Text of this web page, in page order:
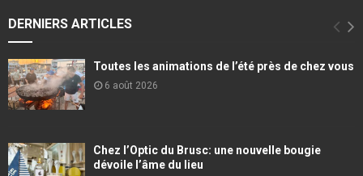
DERNIERS ARTICLES
Toutes les animations de l’été près de chez vous
6 août 2026
Chez l’Optic du Brusc: une nouvelle bougie
dévoile l’âme du lieu